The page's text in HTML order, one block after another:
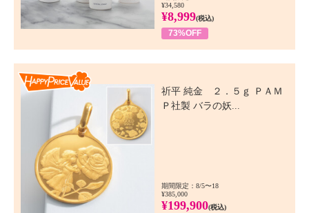
¥34,580
¥8,999(税込)
73%OFF
祈平 純金 ２．５ｇ ＰＡＭ
Ｐ社製 バラの妖...
期間限定：8/5〜18
¥385,000
¥199,900(税込)